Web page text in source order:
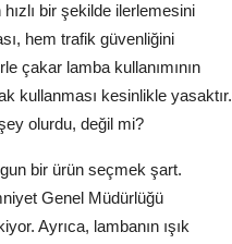
bir şekilde ilerlemesini
hem trafik güvenliğini
çakar lamba kullanımının
kullanması kesinlikle yasaktır.
olurdu, değil mi?
bir ürün seçmek şart.
Genel Müdürlüğü
Ayrıca, lambanın ışık